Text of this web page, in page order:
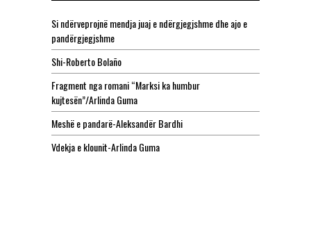
Si ndërveprojnë mendja juaj e ndërgjegjshme dhe ajo e
pandërgjegjshme
Shi-Roberto Bolaño
Fragment nga romani “Marksi ka humbur
kujtesën”/Arlinda Guma
Meshë e pandarë-Aleksandër Bardhi
Vdekja e klounit-Arlinda Guma